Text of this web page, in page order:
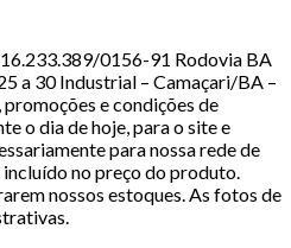
16.233.389/0156-91 Rodovia BA
a 30 Industrial – Camaçari/BA –
e condições de
o dia de hoje, para o site e
para nossa rede de
no preço do produto.
nossos estoques. As fotos de